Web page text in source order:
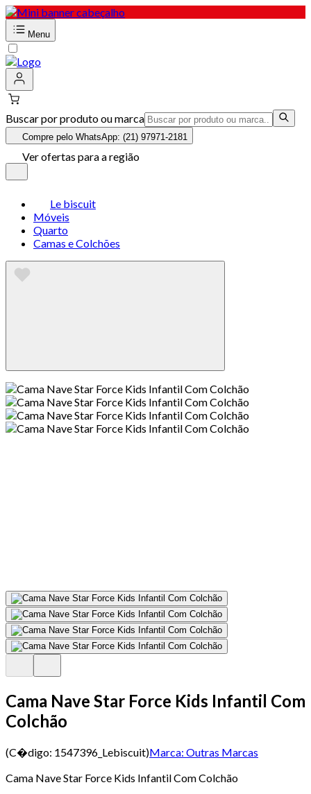
Menu
Buscar por produto ou marca
Compre pelo WhatsApp: (21) 97971-2181
Ver ofertas para a região
Le biscuit
Móveis
Quarto
Camas e Colchões
Cama Nave Star Force Kids Infantil Com
Colchão
(C�digo: 1547396_Lebiscuit)Marca: Outras Marcas
Cama Nave Star Force Kids Infantil Com Colchão